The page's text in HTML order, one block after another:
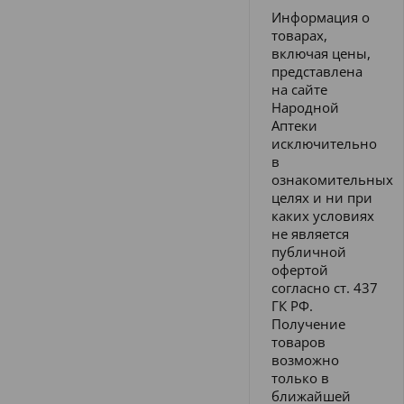
Информация о
товарах,
включая цены,
представлена
на сайте
Народной
Аптеки
исключительно
в
ознакомительных
целях и ни при
каких условиях
не является
публичной
офертой
согласно ст. 437
ГК РФ.
Получение
товаров
возможно
только в
ближайшей